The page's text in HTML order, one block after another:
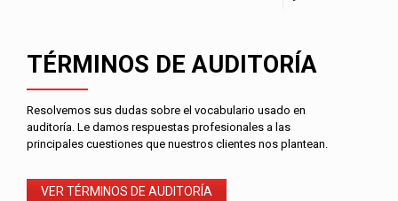
TÉRMINOS DE AUDITORÍA
Resolvemos sus dudas sobre el vocabulario usado en
auditoría. Le damos respuestas profesionales a las
principales cuestiones que nuestros clientes nos plantean.
VER TÉRMINOS DE AUDITORÍA